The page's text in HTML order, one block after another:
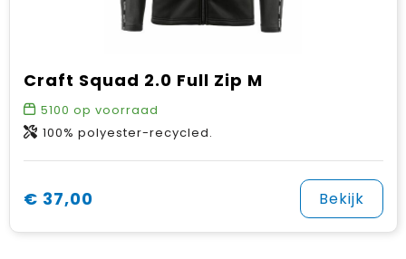
Craft Squad 2.0 Full Zip M
5100 op voorraad
100% polyester-recycled.
€ 37,00 Bekijk